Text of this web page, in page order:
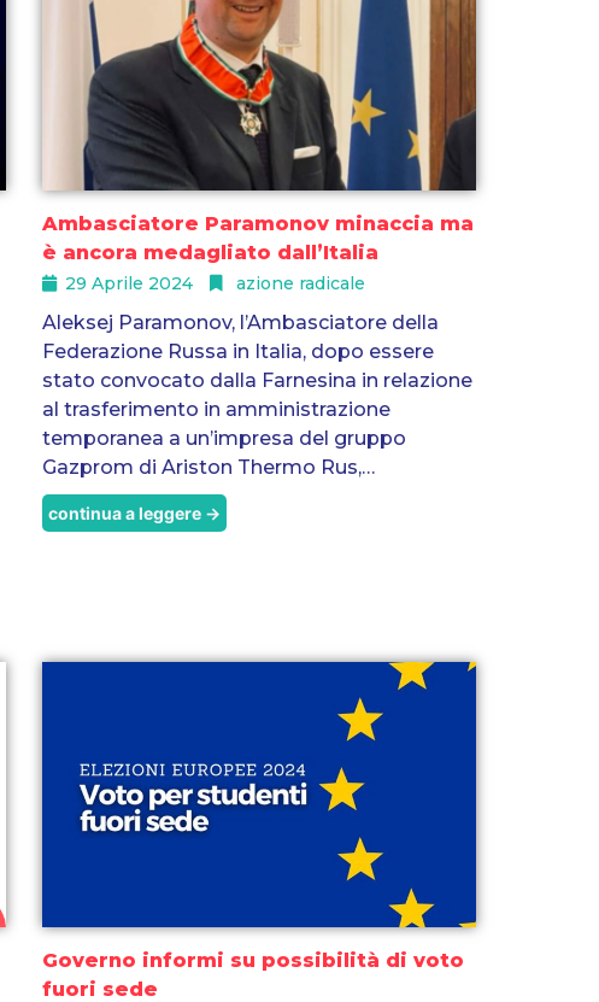
Ambasciatore Paramonov minaccia ma
è ancora medagliato dall’Italia
29 Aprile 2024 azione radicale
Aleksej Paramonov, l’Ambasciatore della
Federazione Russa in Italia, dopo essere
stato convocato dalla Farnesina in relazione
al trasferimento in amministrazione
temporanea a un’impresa del gruppo
Gazprom di Ariston Thermo Rus,…
continua a leggere →
Governo informi su possibilità di voto
fuori sede